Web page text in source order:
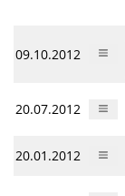
09.10.2012
20.07.2012
20.01.2012